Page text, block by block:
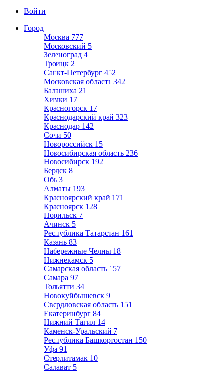
Войти
Город
Москва 777
Московский 5
Зеленоград 4
Троицк 2
Санкт-Петербург 452
Московская область 342
Балашиха 21
Химки 17
Красногорск 17
Краснодарский край 323
Краснодар 142
Сочи 50
Новороссийск 15
Новосибирская область 236
Новосибирск 192
Бердск 8
Обь 3
Алматы 193
Красноярский край 171
Красноярск 128
Норильск 7
Ачинск 5
Республика Татарстан 161
Казань 83
Набережные Челны 18
Нижнекамск 5
Самарская область 157
Самара 97
Тольятти 34
Новокуйбышевск 9
Свердловская область 151
Екатеринбург 84
Нижний Тагил 14
Каменск-Уральский 7
Республика Башкортостан 150
Уфа 91
Стерлитамак 10
Салават 5